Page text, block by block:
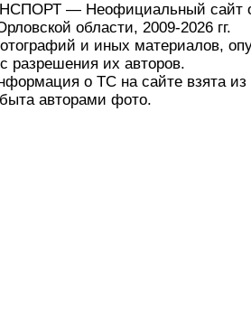
— Неофициальный сайт
области, 2009-2026 гг.
и иных материалов,
разрешения их авторов.
о ТС на сайте взята из
авторами фото.